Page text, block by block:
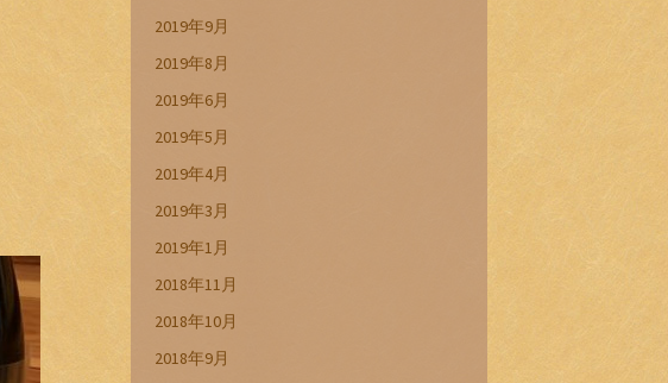
2019年9月
2019年8月
2019年6月
2019年5月
2019年4月
2019年3月
2019年1月
2018年11月
2018年10月
2018年9月